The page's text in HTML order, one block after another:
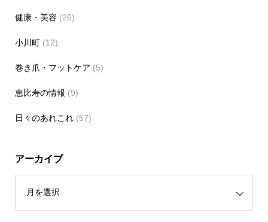
健康・美容 (26)
小川町(12)
巻き爪・フットケア (5)
恵比寿の情報 (9)
日々のあれこれ(57)
アーカイブ